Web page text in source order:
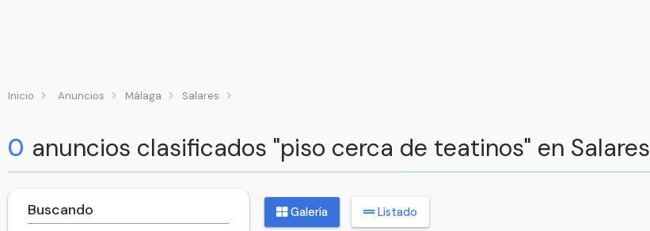
Inicio Anuncios Málaga Salares
0 anuncios clasificados "piso cerca de teatinos" en Salares
Buscando Galería Listado